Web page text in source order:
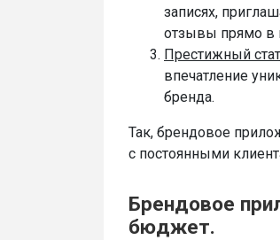
записях,
отзывы прямо в
Престижный
впечатление
бренда.
Так, брендовое
с постоянными
Брендовое
бюджет.